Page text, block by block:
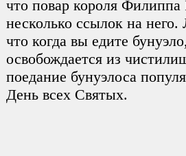
что повар короля Филиппа
несколько ссылок на него.
что когда вы едите
освобождается из
поедание бунуэлоса
День всех Святых.